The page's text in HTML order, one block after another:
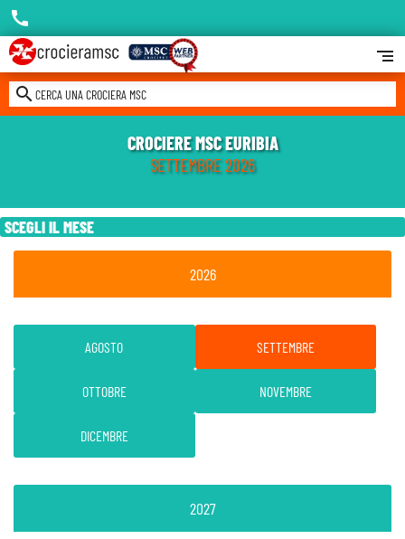
SCEGLI IL MESE
2026
AGOSTO SETTEMBRE
OTTOBRE NOVEMBRE
DICEMBRE
2027
CROCIERE MSC EURIBIA
SETTEMBRE 2026
searchCERCA UNA CROCIERA MSC
call
segment